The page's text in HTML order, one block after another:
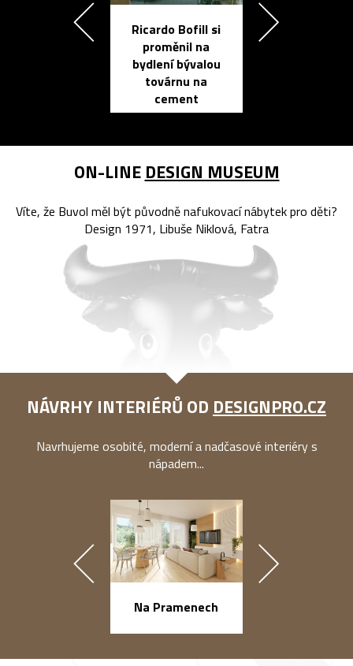
Ricardo Bofill si
proměnil na
bydlení bývalou
továrnu na
cement
ON-LINE DESIGN MUSEUM
Víte, že Buvol měl být původně nafukovací nábytek pro děti?
Design 1971, Libuše Niklová, Fatra
NÁVRHY INTERIÉRŮ OD DESIGNPRO.CZ
Navrhujeme osobité, moderní a nadčasové interiéry s
nápadem...
Na Pramenech